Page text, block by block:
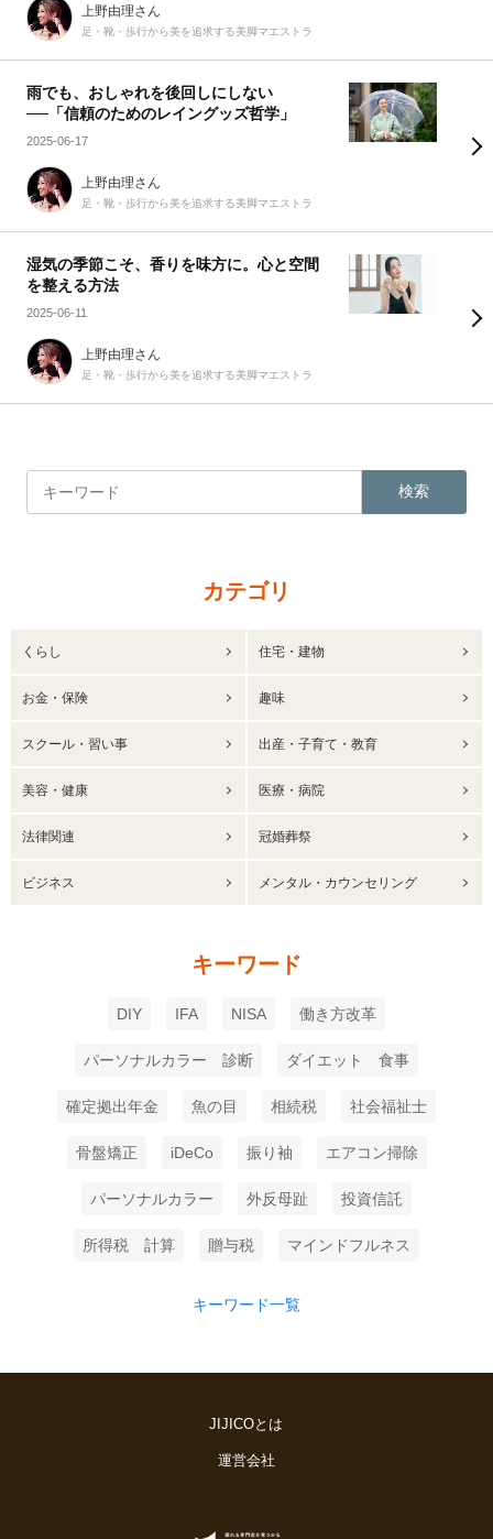
上野由理さん
足・靴・歩行から美を追求する美脚マエストラ
雨でも、おしゃれを後回しにしない
──「信頼のためのレイングッズ哲学」
2025-06-17
上野由理さん
足・靴・歩行から美を追求する美脚マエストラ
湿気の季節こそ、香りを味方に。心と空間
を整える方法
2025-06-11
上野由理さん
足・靴・歩行から美を追求する美脚マエストラ
検索
カテゴリ
くらし 住宅・建物
お金・保険 趣味
スクール・習い事 出産・子育て・教育
美容・健康 医療・病院
法律関連 冠婚葬祭
ビジネス メンタル・カウンセリング
キーワード
DIY IFA NISA 働き方改革
パーソナルカラー 診断 ダイエット 食事
確定拠出年金 魚の目 相続税 社会福祉士
骨盤矯正 iDeCo 振り袖 エアコン掃除
パーソナルカラー 外反母趾 投資信託
所得税 計算 贈与税 マインドフルネス
キーワード一覧
JIJICOとは
運営会社